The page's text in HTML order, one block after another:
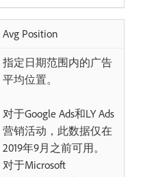
Avg Position
指定日期范围内的广告
平均位置。
对于Google Ads和LY Ads
营销活动，此数据仅在
2019年9月之前可用。
对于Microsoft